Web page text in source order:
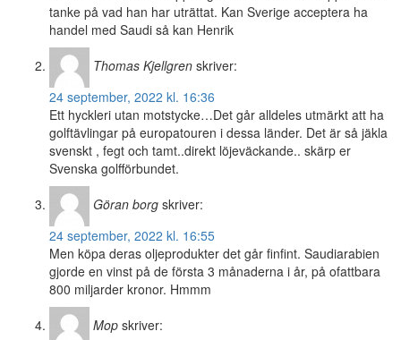
tanke på vad han har uträttat. Kan Sverige acceptera ha
handel med Saudi så kan Henrik
Thomas Kjellgren skriver:
24 september, 2022 kl. 16:36
Ett hyckleri utan motstycke…Det går alldeles utmärkt att ha
golftävlingar på europatouren i dessa länder. Det är så jäkla
svenskt , fegt och tamt..direkt löjeväckande.. skärp er
Svenska golfförbundet.
Göran borg skriver:
24 september, 2022 kl. 16:55
Men köpa deras oljeprodukter det går finfint. Saudiarabien
gjorde en vinst på de första 3 månaderna i år, på ofattbara
800 miljarder kronor. Hmmm
Mop skriver: